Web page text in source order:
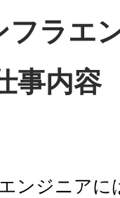
フラエ
事内容
ンジニアに